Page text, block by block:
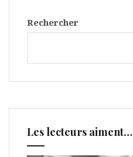
Rechercher
Les lecteurs aiment…